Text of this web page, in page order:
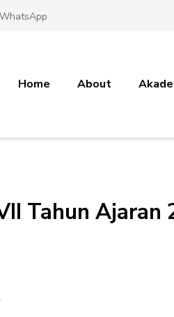
WhatsApp
Home About
Tahun Ajaran